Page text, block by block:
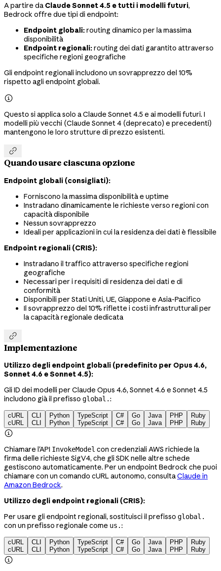
A partire da Claude Sonnet 4.5 e tutti i modelli futuri,
Bedrock offre due tipi di endpoint:
Endpoint globali:routing dinamico per la massima
disponibilità
Endpoint regionali:routing dei dati garantito attraverso
specifiche regioni geografiche
Gli endpoint regionali includono un sovrapprezzo del 10%
rispetto agli endpoint globali.

Questo si applica solo a Claude Sonnet 4.5 e ai modelli futuri. I
modelli più vecchi (Claude Sonnet 4 (deprecato) e precedenti)
mantengono le loro strutture di prezzo esistenti.

Quando usare ciascuna opzione
Endpoint globali (consigliati):
Forniscono la massima disponibilità e uptime
Instradano dinamicamente le richieste verso regioni con
capacità disponibile
Nessun sovrapprezzo
Ideali per applicazioni in cui la residenza dei dati è flessibile
Endpoint regionali (CRIS):
Instradano il traffico attraverso specifiche regioni
geografiche
Necessari per i requisiti di residenza dei dati e di
conformità
Disponibili per Stati Uniti, UE, Giappone e Asia-Pacifico
Il sovrapprezzo del 10% riflette i costi infrastrutturali per
la capacità regionale dedicata

Implementazione
Utilizzo degli endpoint globali (predefinito per Opus 4.6,
Sonnet 4.6 e Sonnet 4.5):
Gli ID dei modelli per Claude Opus 4.6, Sonnet 4.6 e Sonnet 4.5
includono già il prefisso global.:
cURL
cURL
CLI
CLI
Python
Python
TypeScript
TypeScript
C#
C#
Go
Go
Java
Java
PHP
PHP
Ruby
Ruby

Chiamare l'API InvokeModel con credenziali AWS richiede la
firma delle richieste SigV4, che gli SDK nelle altre schede
gestiscono automaticamente. Per un endpoint Bedrock che puoi
chiamare con un comando cURL autonomo, consultaClaude in
Amazon Bedrock.
Utilizzo degli endpoint regionali (CRIS):
Per usare gli endpoint regionali, sostituisci il prefisso global.
con un prefisso regionale come us.:
cURL
cURL
CLI
CLI
Python
Python
TypeScript
TypeScript
C#
C#
Go
Go
Java
Java
PHP
PHP
Ruby
Ruby
